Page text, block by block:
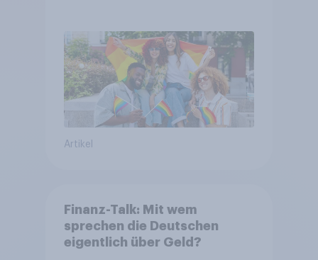
Artikel
Finanz-Talk: Mit wem
sprechen die Deutschen
eigentlich über Geld?